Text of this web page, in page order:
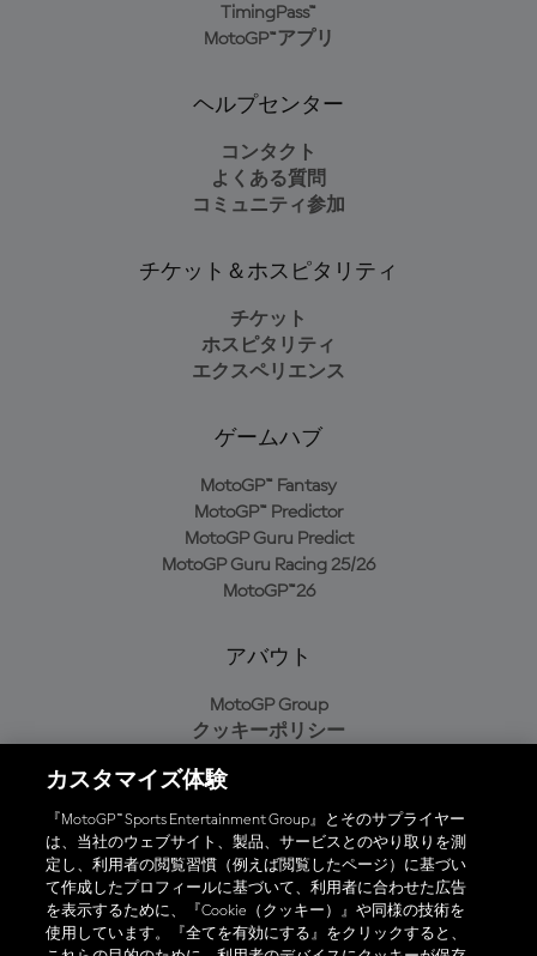
TimingPass™
MotoGP™アプリ
ヘルプセンター
コンタクト
よくある質問
コミュニティ参加
チケット＆ホスピタリティ
チケット
ホスピタリティ
エクスペリエンス
ゲームハブ
MotoGP™ Fantasy
MotoGP™ Predictor
MotoGP Guru Predict
MotoGP Guru Racing 25/26
MotoGP™26
アバウト
MotoGP Group
クッキーポリシー
プライバシーポリシー
購入ポリシー
オフィシャルアプリ
カスタマイズ体験
『MotoGP™ Sports Entertainment Group』とそのサプライヤー
は、当社のウェブサイト、製品、サービスとのやり取りを測
定し、利用者の閲覧習慣（例えば閲覧したページ）に基づい
て作成したプロフィールに基づいて、利用者に合わせた広告
を表示するために、『Cookie（クッキー）』や同様の技術を
使用しています。『全てを有効にする』をクリックすると、